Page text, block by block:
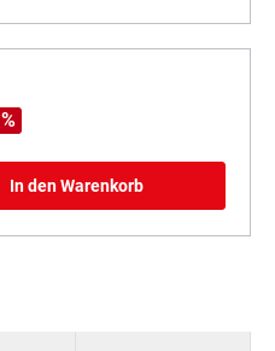
%
In den Warenkorb